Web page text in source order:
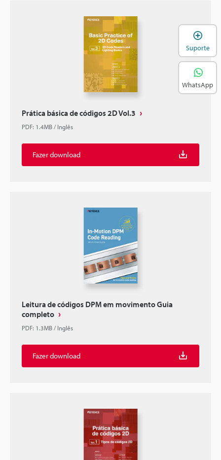
Prática básica de códigos 2D Vol.3
PDF: 1.4MB/Inglês
Fazer download
Leitura de códigos DPM em movimento Guia
completo
PDF: 1.3MB/Inglês
Fazer download
Suporte
WhatsApp